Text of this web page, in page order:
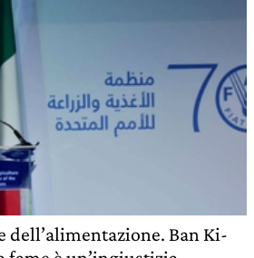
dell’alimentazione. Ban Ki-